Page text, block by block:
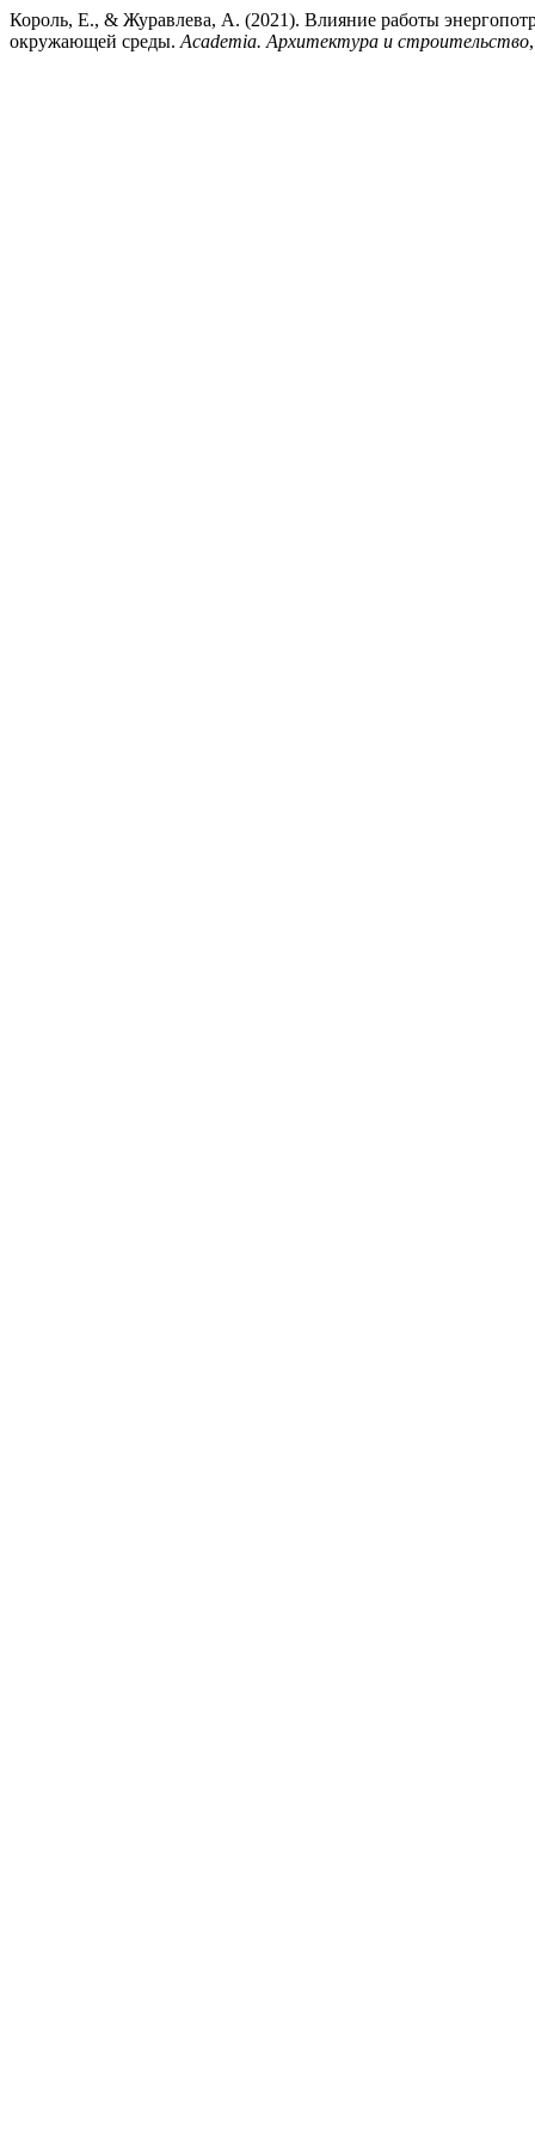
Король, Е., & Журавлева, А. (2021). Влияние работы
окружающей среды. Academia. Архитектура и строительство